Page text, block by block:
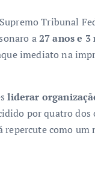
Tribunal
a27 anos e 3
imediato na
liderar
por quatro
repercute como